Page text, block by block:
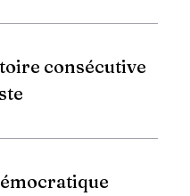
consécutive